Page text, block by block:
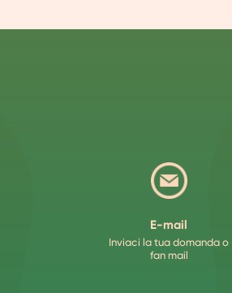
E-mail
Inviaci la tua domanda o
fan mail